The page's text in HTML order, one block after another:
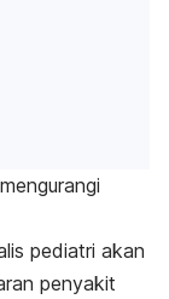
pediatri akan
penyakit